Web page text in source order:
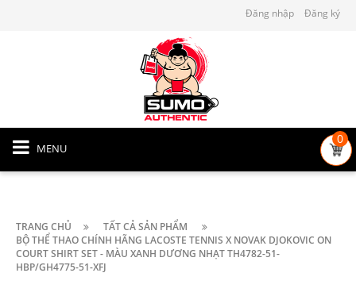
Đăng nhập Đăng ký
MENU
0
TRANG CHỦ
TẤT CẢ SẢN PHẨM
BỘ THỂ THAO CHÍNH HÃNG LACOSTE TENNIS X NOVAK DJOKOVIC ON
COURT SHIRT SET - MÀU XANH DƯƠNG NHẠT TH4782-51-
HBP/GH4775-51-XFJ